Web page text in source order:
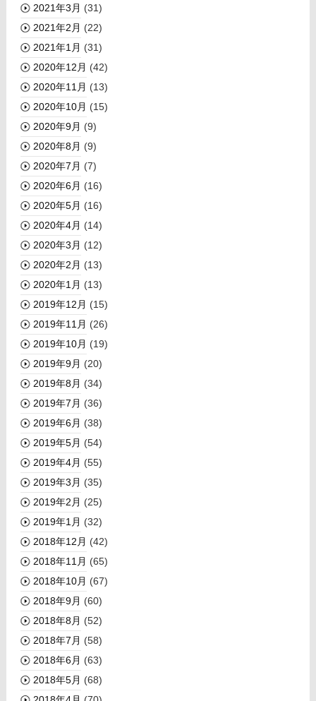
2021年3月 (31)
2021年2月 (22)
2021年1月 (31)
2020年12月 (42)
2020年11月 (13)
2020年10月 (15)
2020年9月 (9)
2020年8月 (9)
2020年7月 (7)
2020年6月 (16)
2020年5月 (16)
2020年4月 (14)
2020年3月 (12)
2020年2月 (13)
2020年1月 (13)
2019年12月 (15)
2019年11月 (26)
2019年10月 (19)
2019年9月 (20)
2019年8月 (34)
2019年7月 (36)
2019年6月 (38)
2019年5月 (54)
2019年4月 (55)
2019年3月 (35)
2019年2月 (25)
2019年1月 (32)
2018年12月 (42)
2018年11月 (65)
2018年10月 (67)
2018年9月 (60)
2018年8月 (52)
2018年7月 (58)
2018年6月 (63)
2018年5月 (68)